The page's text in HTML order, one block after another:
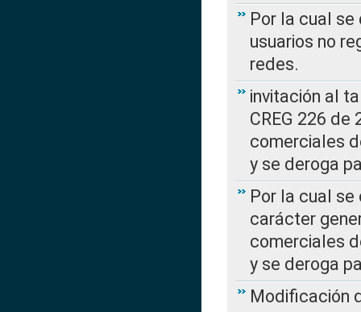
Por la cual
usuarios no
redes.
invitación al
CREG 226
comerciales
y se deroga
Por la cual
carácter
comerciales
y se deroga
Modificación